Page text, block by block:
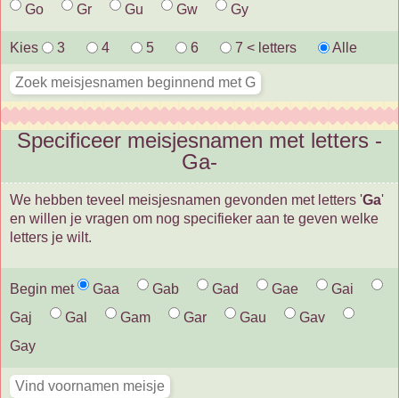
Go
Gr Gu Gw Gy
Kies 3 4 5 6 7 < letters Alle
Specificeer meisjesnamen met letters -
Ga-
We hebben teveel meisjesnamen gevonden met letters 'Ga'
en willen je vragen om nog specifieker aan te geven welke
letters je wilt.
Begin met Gaa Gab Gad Gae
Gai
Gaj
Gal Gam Gar Gau
Gav
Gay